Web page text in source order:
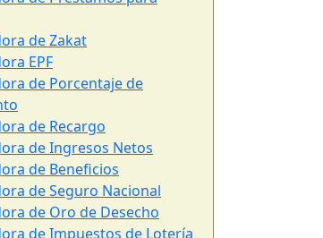
de Zakat
EPF
de Porcentaje de
de Recargo
de Ingresos Netos
de Beneficios
de Seguro Nacional
de Oro de Desecho
de Impuestos de Lotería